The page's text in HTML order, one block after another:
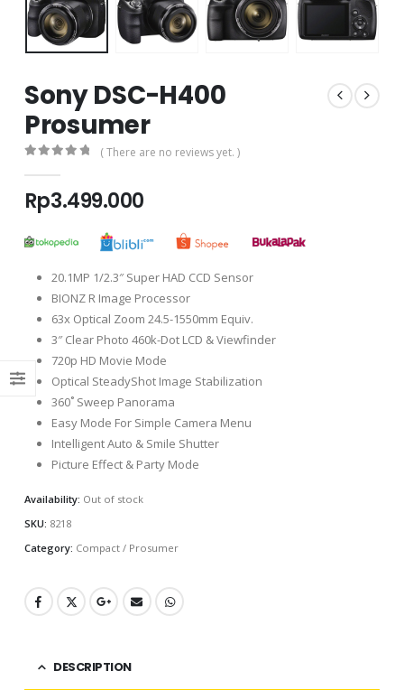
Sony DSC-H400
Prosumer
( There are no reviews yet. )
Rp3.499.000
20.1MP 1/2.3″ Super HAD CCD Sensor
BIONZ R Image Processor
63x Optical Zoom 24.5-1550mm Equiv.
3″ Clear Photo 460k-Dot LCD & Viewfinder
720p HD Movie Mode
Optical SteadyShot Image Stabilization
360˚ Sweep Panorama
Easy Mode For Simple Camera Menu
Intelligent Auto & Smile Shutter
Picture Effect & Party Mode
Availability: Out of stock
SKU: 8218
Category: Compact / Prosumer
DESCRIPTION